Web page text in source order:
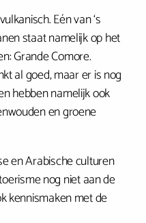
Eén van ‘s
staat namelijk op het
Grande Comore.
al goed, maar er is nog
hebben namelijk ook
en groene
en Arabische culturen
nog niet aan de
kennismaken met de